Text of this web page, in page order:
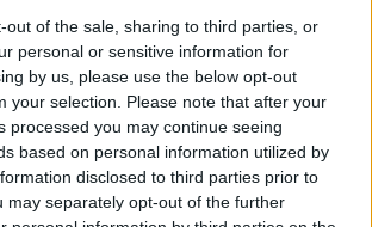
out of the sale, sharing to third parties, or
personal or sensitive information for
by us, please use the below opt-out
your selection. Please note that after your
processed you may continue seeing
based on personal information utilized by
disclosed to third parties prior to
may separately opt-out of the further
¿Encargó el Gobierno